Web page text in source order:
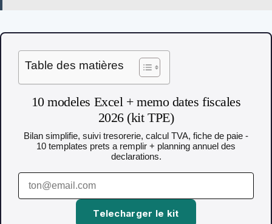
Table des matières
10 modeles Excel + memo dates fiscales
2026 (kit TPE)
Bilan simplifie, suivi tresorerie, calcul TVA, fiche de paie -
10 templates prets a remplir + planning annuel des
declarations.
Telecharger le kit